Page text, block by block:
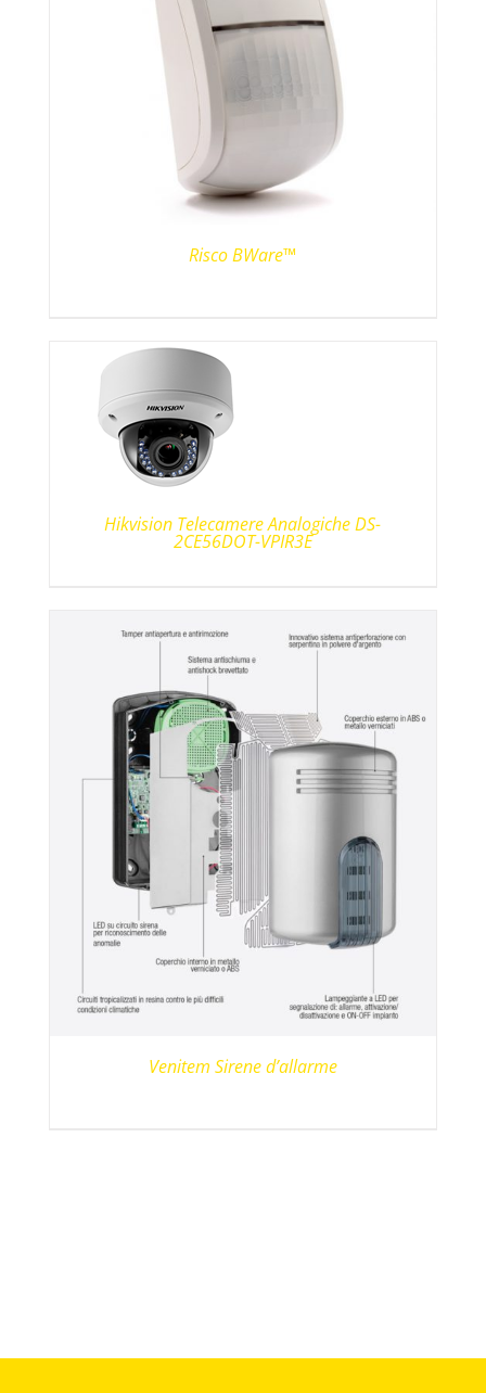
Risco BWare™
Hikvision Telecamere Analogiche DS-
2CE56DOT-VPIR3E
Venitem Sirene d’allarme